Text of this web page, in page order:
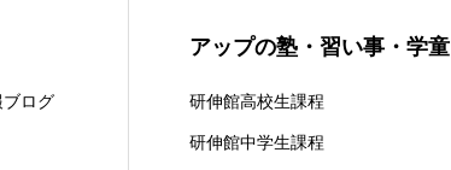
ブログ
アップの塾・習い事・学童
研伸館高校生課程
研伸館中学生課程